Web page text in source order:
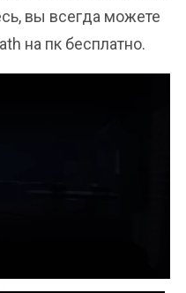
вы всегда можете
на пк бесплатно.